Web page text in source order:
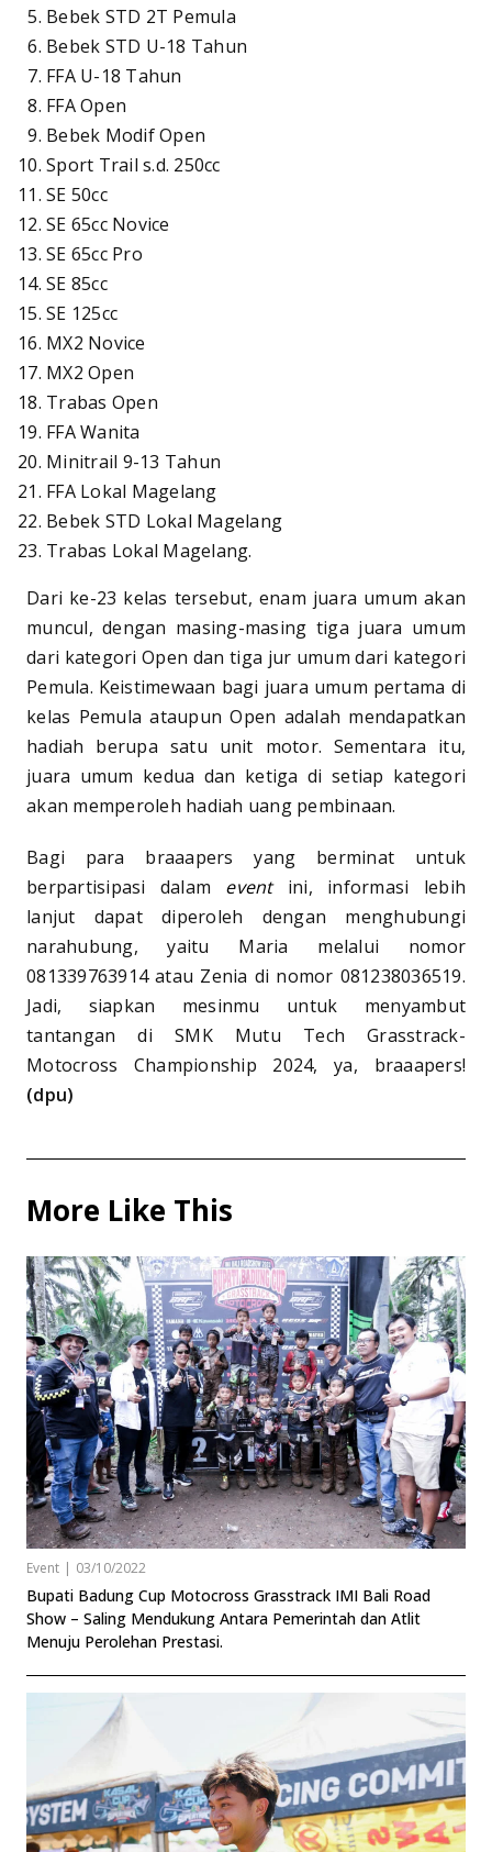
Bebek STD 2T Pemula
Bebek STD U-18 Tahun
FFA U-18 Tahun
FFA Open
Bebek Modif Open
Sport Trail s.d. 250cc
SE 50cc
SE 65cc Novice
SE 65cc Pro
SE 85cc
SE 125cc
MX2 Novice
MX2 Open
Trabas Open
FFA Wanita
Minitrail 9-13 Tahun
FFA Lokal Magelang
Bebek STD Lokal Magelang
Trabas Lokal Magelang.
Dari ke-23 kelas tersebut, enam juara umum akan
muncul, dengan masing-masing tiga juara umum
dari kategori Open dan tiga jur umum dari kategori
Pemula. Keistimewaan bagi juara umum pertama di
kelas Pemula ataupun Open adalah mendapatkan
hadiah berupa satu unit motor. Sementara itu,
juara umum kedua dan ketiga di setiap kategori
akan memperoleh hadiah uang pembinaan.
Bagi para braaapers yang berminat untuk
berpartisipasi dalam eventini, informasi lebih
lanjut dapat diperoleh dengan menghubungi
narahubung, yaitu Maria melalui nomor
081339763914 atau Zenia di nomor 081238036519.
Jadi, siapkan mesinmu untuk menyambut
tantangan di SMK Mutu Tech Grasstrack-
Motocross Championship 2024, ya, braaapers!
(dpu)
More Like This
Event | 03/10/2022
Bupati Badung Cup Motocross Grasstrack IMI Bali Road
Show – Saling Mendukung Antara Pemerintah dan Atlit
Menuju Perolehan Prestasi.